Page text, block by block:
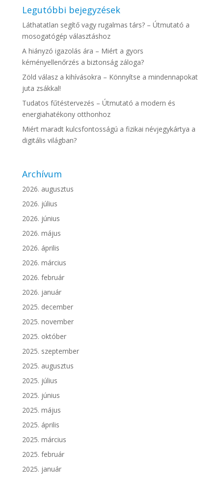
Legutóbbi bejegyzések
Láthatatlan segítő vagy rugalmas társ? – Útmutató a
mosogatógép választáshoz
A hiányzó igazolás ára – Miért a gyors
kéményellenőrzés a biztonság záloga?
Zöld válasz a kihívásokra – Könnyítse a mindennapokat
juta zsákkal!
Tudatos fűtéstervezés – Útmutató a modern és
energiahatékony otthonhoz
Miért maradt kulcsfontosságú a fizikai névjegykártya a
digitális világban?
Archívum
2026. augusztus
2026. július
2026. június
2026. május
2026. április
2026. március
2026. február
2026. január
2025. december
2025. november
2025. október
2025. szeptember
2025. augusztus
2025. július
2025. június
2025. május
2025. április
2025. március
2025. február
2025. január